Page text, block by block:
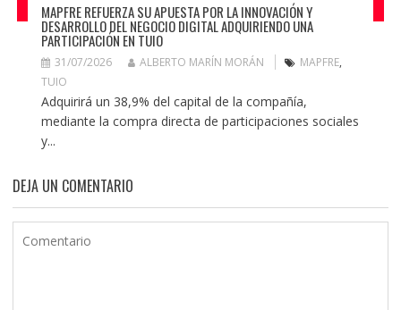
MAPFRE REFUERZA SU APUESTA POR LA INNOVACIÓN Y
DESARROLLO DEL NEGOCIO DIGITAL ADQUIRIENDO UNA
PARTICIPACIÓN EN TUIO
31/07/2026 ALBERTO MARÍN MORÁN MAPFRE,
TUIO
Adquirirá un 38,9% del capital de la compañía,
mediante la compra directa de participaciones sociales
y...
DEJA UN COMENTARIO